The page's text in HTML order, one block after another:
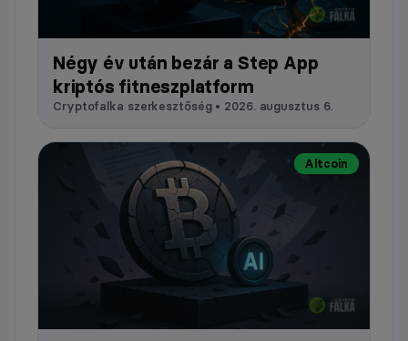
Négy év után bezár a Step App
kriptós fitneszplatform
Cryptofalka szerkesztőség • 2026. augusztus 6.
Altcoin